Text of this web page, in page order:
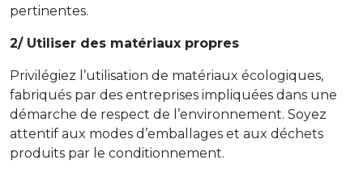
pertinentes.
2/ Utiliser des matériaux propres
Privilégiez l’utilisation de matériaux écologiques,
fabriqués par des entreprises impliquées dans une
démarche de respect de l’environnement. Soyez
attentif aux modes d’emballages et aux déchets
produits par le conditionnement.